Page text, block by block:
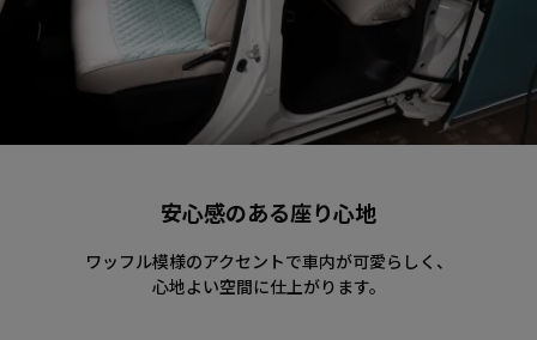
安心感のある座り心地
ワッフル模様のアクセントで車内が可愛らしく、
心地よい空間に仕上がります。